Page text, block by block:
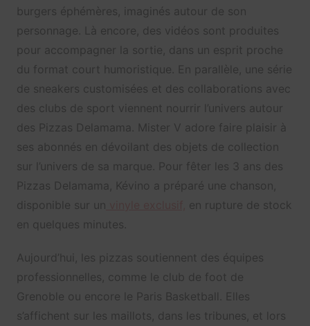
burgers éphémères, imaginés autour de son
personnage. Là encore, des vidéos sont produites
pour accompagner la sortie, dans un esprit proche
du format court humoristique. En parallèle, une série
de sneakers customisées et des collaborations avec
des clubs de sport viennent nourrir l’univers autour
des Pizzas Delamama. Mister V adore faire plaisir à
ses abonnés en dévoilant des objets de collection
sur l’univers de sa marque. Pour fêter les 3 ans des
Pizzas Delamama, Kévino a préparé une chanson,
disponible sur un
en rupture de stock
en quelques minutes.
Aujourd’hui, les pizzas soutiennent des équipes
professionnelles, comme le club de foot de
Grenoble ou encore le Paris Basketball. Elles
s’affichent sur les maillots, dans les tribunes, et lors